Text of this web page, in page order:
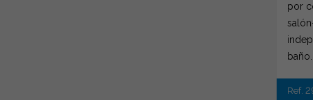
por
Ref.